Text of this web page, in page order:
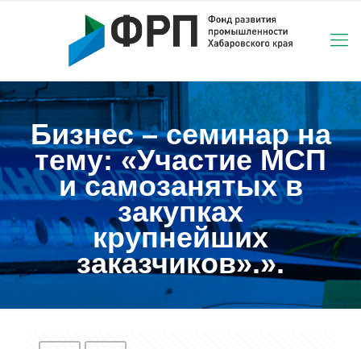
Бизнес – семинар на
тему: «Участие МСП
и самозанятых в
закупках
крупнейших
заказчиков».».